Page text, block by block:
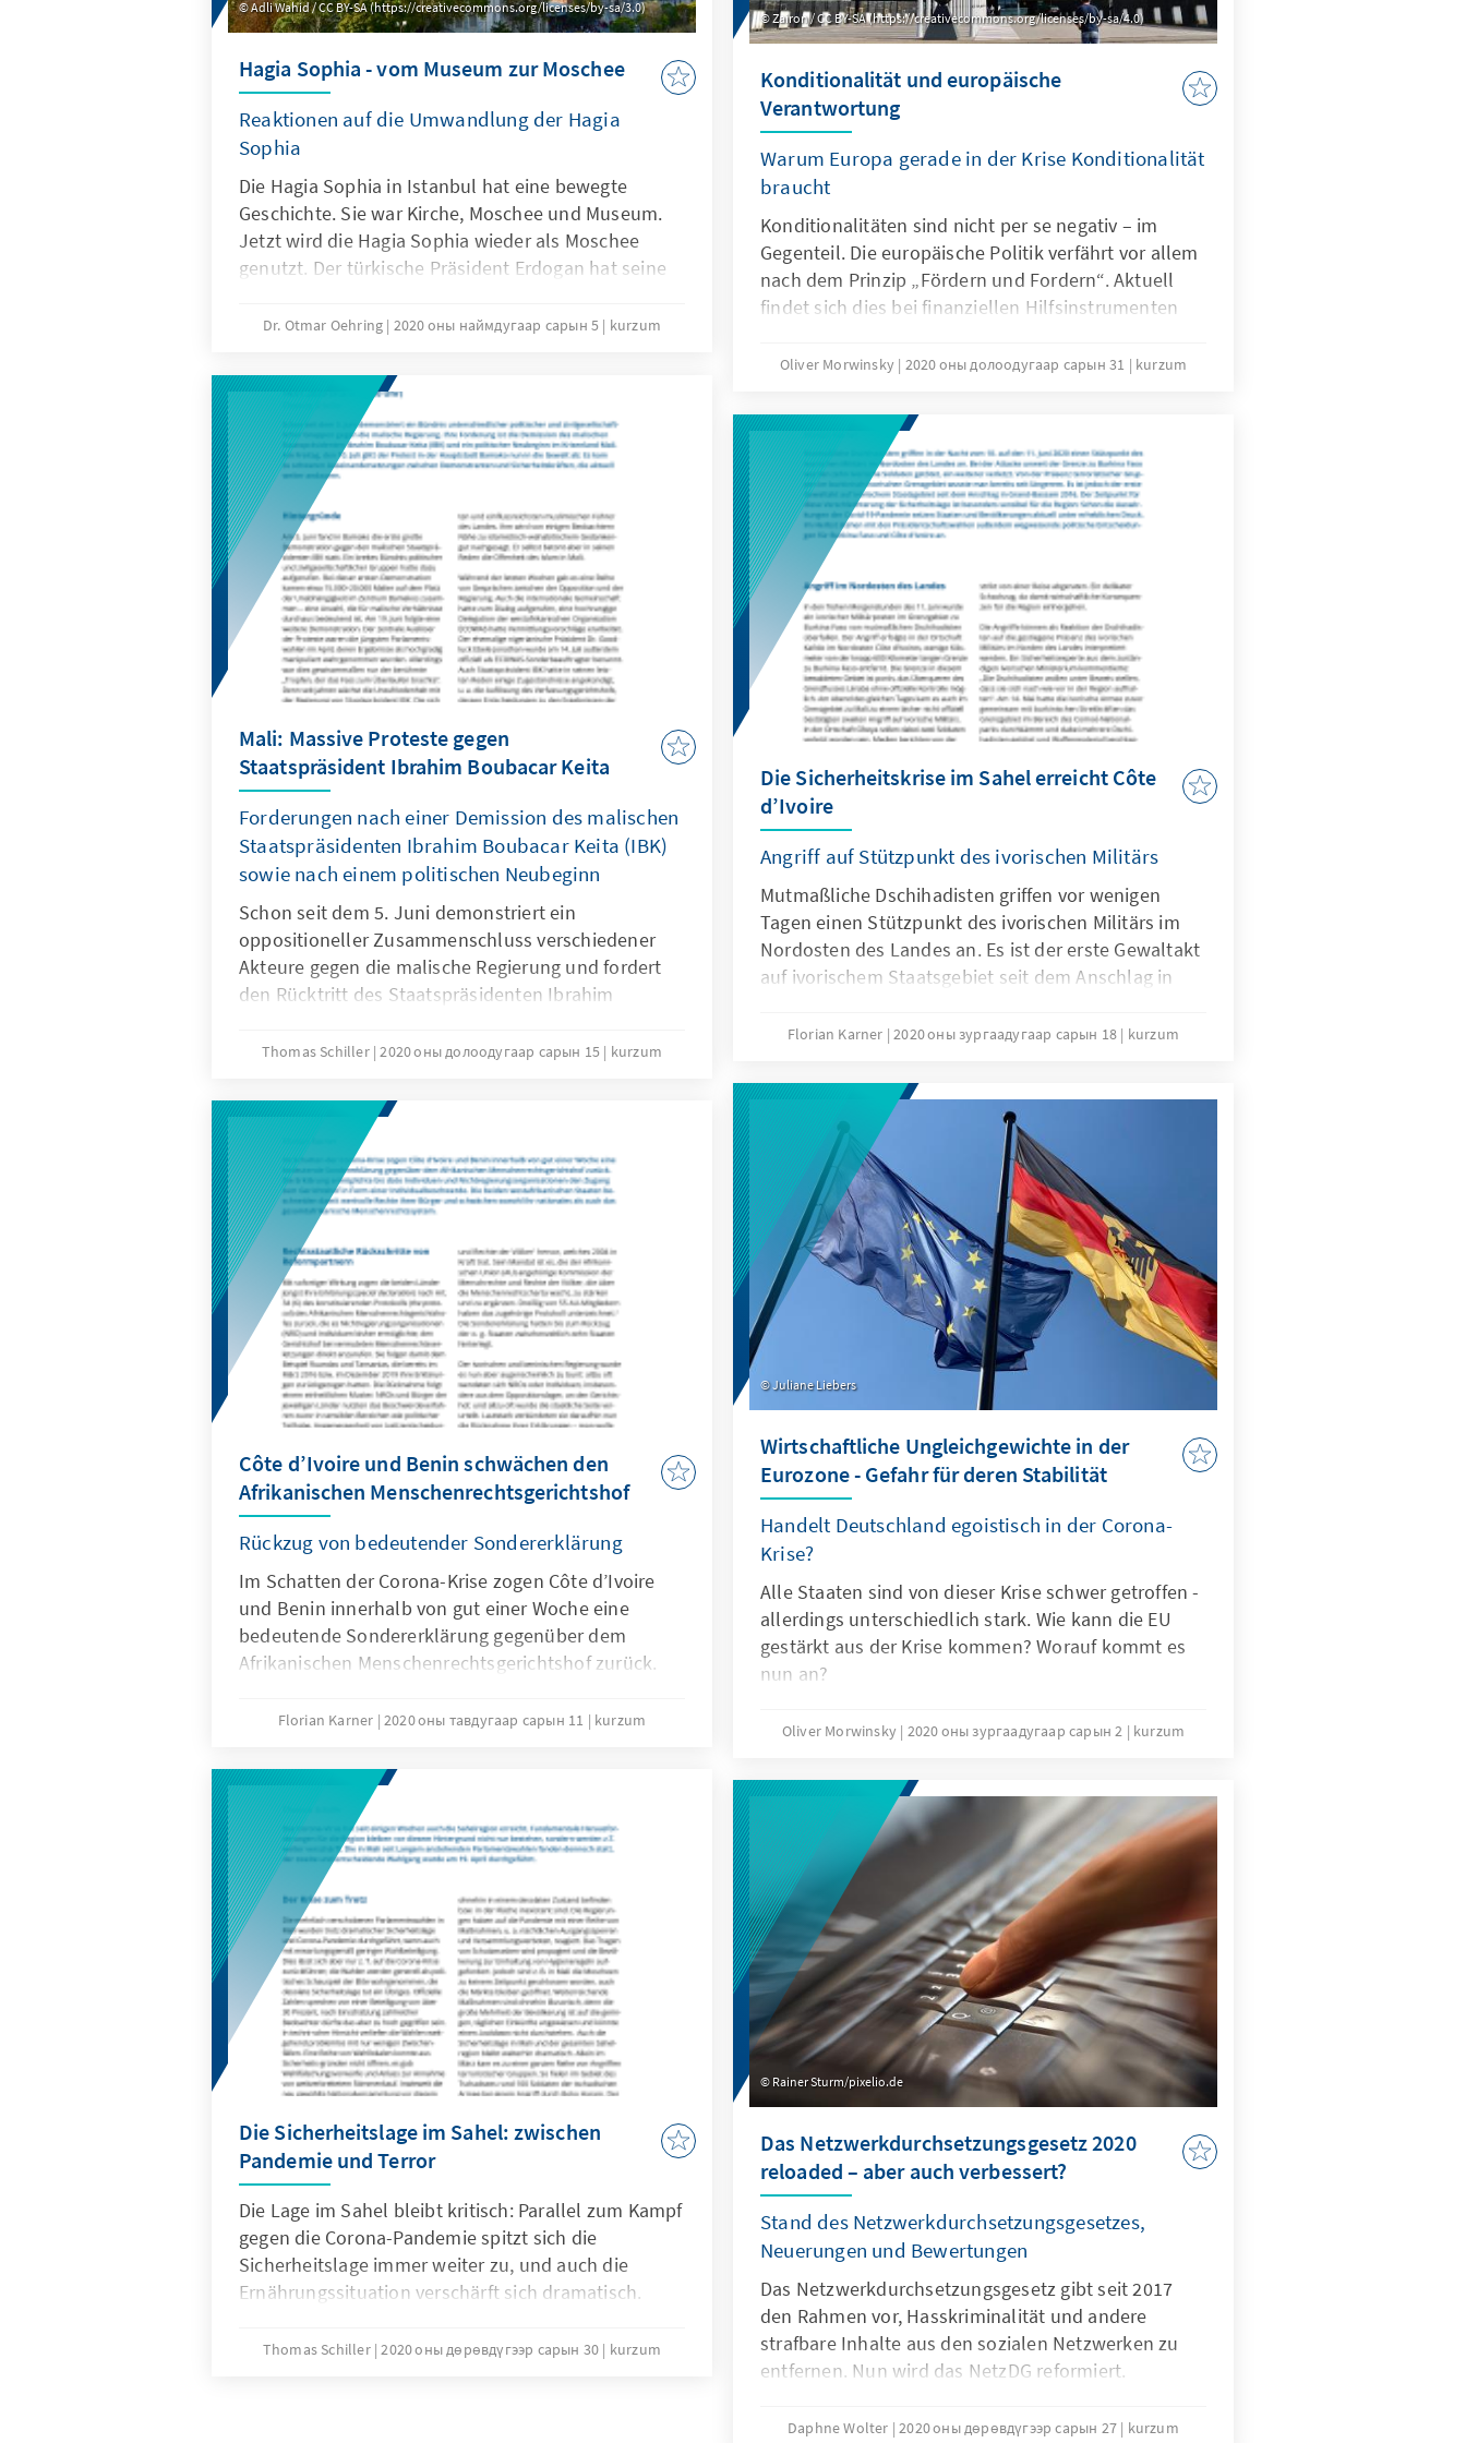
Adli Wahid / CC BY-SA (https://creativecommons.org/licenses/by-sa/3.0)
Hagia Sophia - vom Museum zur Moschee
Reaktionen auf die Umwandlung der Hagia
Sophia
Die Hagia Sophia in Istanbul hat eine bewegte
Geschichte. Sie war Kirche, Moschee und Museum.
Jetzt wird die Hagia Sophia wieder als Moschee
genutzt. Der türkische Präsident Erdogan hat seine
fasst die Reaktionen auf die Umwandlung der Hagia
darauf, was dieser Schritt für Konsequenzen nach
sich ziehen könnte.
Dr. Otmar Oehring 2020 оны наймдугаар сарын 5 kurzum
Zairon / CC BY-SA (https://creativecommons.org/licenses/by-sa/4.0)
Konditionalität und europäische
Verantwortung
Warum Europa gerade in der Krise Konditionalität
braucht
Konditionalitäten sind nicht per se negativ – im
Gegenteil. Die europäische Politik verfährt vor allem
nach dem Prinzip „Fördern und Fordern“. Aktuell
findet sich dies bei finanziellen Hilfsinstrumenten
Diese sind bzw. sollten an Konditionen geknüpft
Betroffenen entscheidend. Denn nur wenn die
Akteure verstärkt eingebunden werden, entsteht ein
Verantwortungs- und Verpflichtungsgefühl.
Oliver Morwinsky 2020 оны долоодугаар сарын 31 kurzum
Mali: Massive Proteste gegen
Staatspräsident Ibrahim Boubacar Keita
Forderungen nach einer Demission des malischen
Staatspräsidenten Ibrahim Boubacar Keita (IBK)
sowie nach einem politischen Neubeginn
Schon seit dem 5. Juni demonstriert ein
oppositioneller Zusammenschluss verschiedener
Akteure gegen die malische Regierung und fordert
den Rücktritt des Staatspräsidenten Ibrahim
Krisenland Mali. Der zentrale Auslöser der Proteste
deren Ergebnisse als hochgradig manipuliert
wahrgenommen wurden. Die Unzufriedenheit mit
der Regierung wächst allerdings bereits seit Jahren.
Thomas Schiller 2020 оны долоодугаар сарын 15 kurzum
Die Sicherheitskrise im Sahel erreicht Côte
d’Ivoire
Angriff auf Stützpunkt des ivorischen Militärs
Mutmaßliche Dschihadisten griffen vor wenigen
Tagen einen Stützpunkt des ivorischen Militärs im
Nordosten des Landes an. Es ist der erste Gewaltakt
auf ivorischem Staatsgebiet seit dem Anschlag in
Florian Karner 2020 оны зургаадугаар сарын 18 kurzum
Juliane Liebers
Wirtschaftliche Ungleichgewichte in der
Eurozone - Gefahr für deren Stabilität
Handelt Deutschland egoistisch in der Corona-
Krise?
Alle Staaten sind von dieser Krise schwer getroffen -
allerdings unterschiedlich stark. Wie kann die EU
gestärkt aus der Krise kommen? Worauf kommt es
nun an?
Oliver Morwinsky 2020 оны зургаадугаар сарын 2 kurzum
Côte d’Ivoire und Benin schwächen den
Afrikanischen Menschenrechtsgerichtshof
Rückzug von bedeutender Sondererklärung
Im Schatten der Corona-Krise zogen Côte d’Ivoire
und Benin innerhalb von gut einer Woche eine
bedeutende Sondererklärung gegenüber dem
Afrikanischen Menschenrechtsgerichtshof zurück.
Nichtregierungsorganisationen den Zugang zum
beiden westafrikanischen Staaten beschneiden
damit wertvolle Rechte ihrer Bürger und schwächen
sowohl ihr nationales als auch das
gesamtafrikanische Menschenrechtssystem.
Florian Karner 2020 оны тавдугаар сарын 11 kurzum
Die Sicherheitslage im Sahel: zwischen
Pandemie und Terror
Die Lage im Sahel bleibt kritisch: Parallel zum Kampf
gegen die Corona-Pandemie spitzt sich die
Sicherheitslage immer weiter zu, und auch die
Ernährungssituation verschärft sich dramatisch.
Thomas Schiller 2020 оны дөрөвдүгээр сарын 30 kurzum
Rainer Sturm/pixelio.de
Das Netzwerkdurchsetzungsgesetz 2020
reloaded – aber auch verbessert?
Stand des Netzwerkdurchsetzungsgesetzes,
Neuerungen und Bewertungen
Das Netzwerkdurchsetzungsgesetz gibt seit 2017
den Rahmen vor, Hasskriminalität und andere
strafbare Inhalte aus den sozialen Netzwerken zu
entfernen. Nun wird das NetzDG reformiert.
Daphne Wolter 2020 оны дөрөвдүгээр сарын 27 kurzum